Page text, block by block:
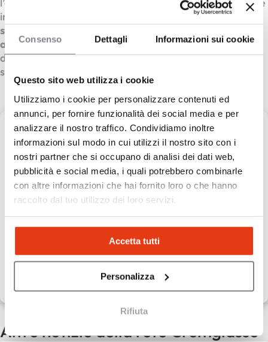
Consenso Dettagli Informazioni sui cookie
Questo sito web utilizza i cookie
Utilizziamo i cookie per personalizzare contenuti ed
annunci, per fornire funzionalità dei social media e per
analizzare il nostro traffico. Condividiamo inoltre
informazioni sul modo in cui utilizzi il nostro sito con i
nostri partner che si occupano di analisi dei dati web,
pubblicità e social media, i quali potrebbero combinarle
con altre informazioni che hai fornito loro o che hanno
raccolto dal tuo utilizzo dei loro servizi.
Accetta tutti
Personalizza
Rifiuta
l’acquisto di un gelato in una vera esperienza. Sul fronte
imprenditoriale,
propone unfranchising
senza royalty né diritti d’ingresso
accompagnamento strutturato
che copre ogni fase:
dalla selezione della sede alla formazione, fino al
supporto operativo quotidiano.
Cremglassè
Cremglassè,
Il gelato fatto davanti a te: un’esperienza autentica,
immediata e coinvolgente, un viaggio tra eccellenze e
sapori ricercati.
150.000 €
Scopri la rete
Altre notizie della rete Cremglassè